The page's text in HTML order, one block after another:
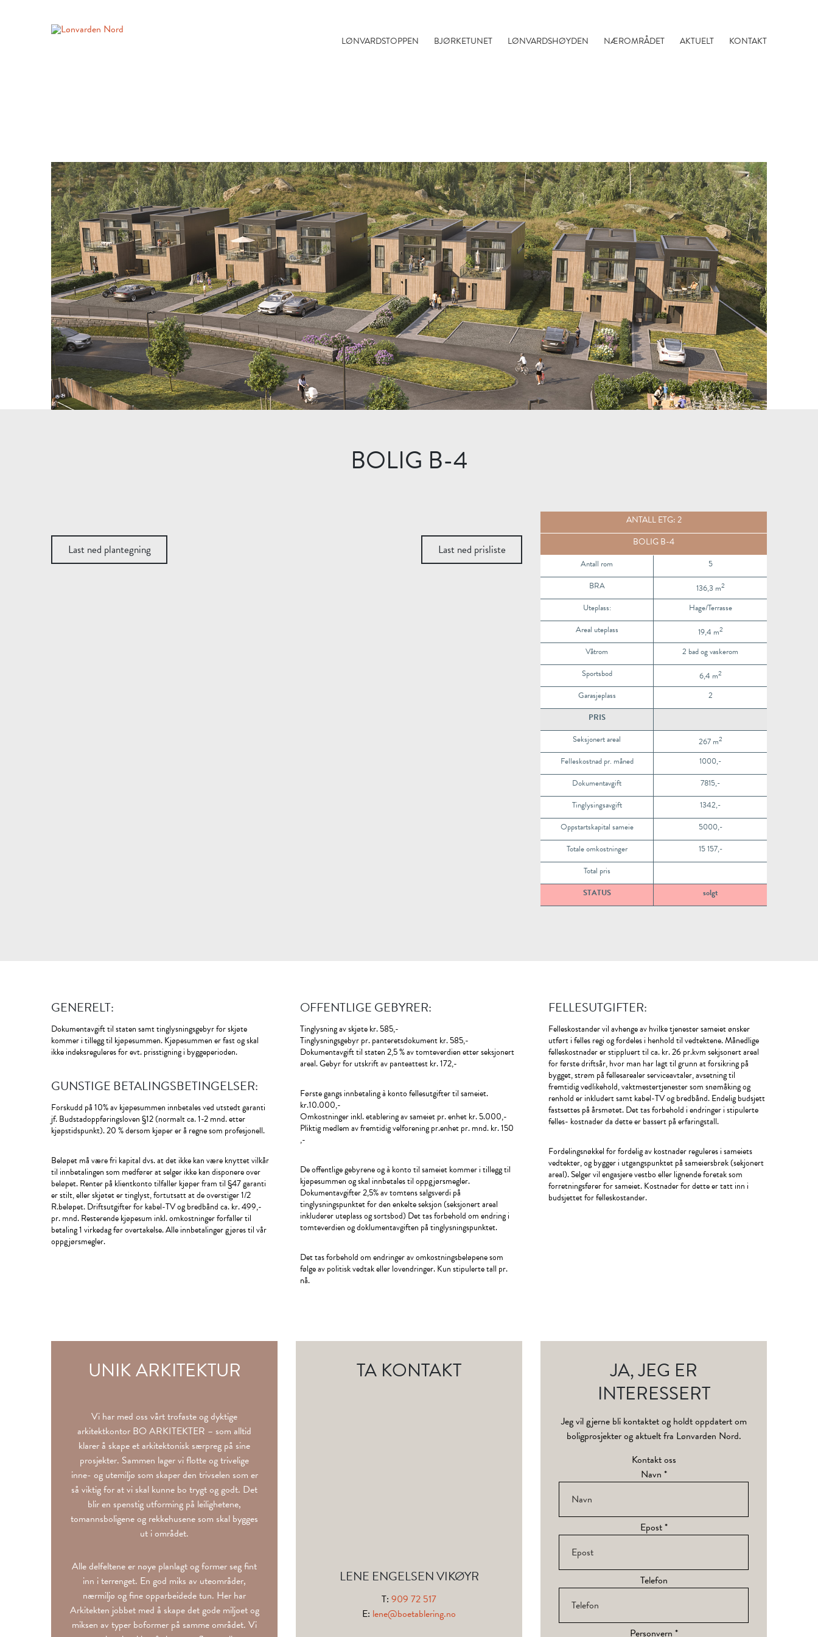
LØNVARDSTOPPEN BJØRKETUNET LØNVARDSHØYDEN NÆROMRÅDET AKTUELT KONTAKT
BOLIG B-4
Last ned plantegningLast ned plantegning Last ned prislisteLast ned prisliste
ANTALL ETG: 2
BOLIG B-4
Antall rom
5
BRA
136,3 m2
Uteplass:
Hage/Terrasse
Areal uteplass
19,4 m2
Våtrom
2 bad og vaskerom
Sportsbod
6,4 m2
Garasjeplass
2
PRIS
Seksjonert areal
267 m2
Felleskostnad pr. måned
1000,-
Dokumentavgift
7815,-
Tinglysingsavgift
1342,-
Oppstartskapital sameie
5000,-
Totale omkostninger
15 157,-
Total pris
STATUS
solgt
GENERELT:
Dokumentavgift til staten samt tinglysningsgebyr for skjøte
kommer i tillegg til kjøpesummen. Kjøpesummen er fast og skal
ikke indeksreguleres for evt. prisstigning i byggeperioden.
GUNSTIGE BETALINGSBETINGELSER:
Forskudd på 10% av kjøpesummen innbetales ved utstedt garanti
jf. Budstadoppføringsloven §12 (normalt ca. 1-2 mnd. etter
kjøpstidspunkt). 20 % dersom kjøper er å regne som profesjonell.
Beløpet må være fri kapital dvs. at det ikke kan være knyttet vilkår
til innbetalingen som medfører at selger ikke kan disponere over
beløpet. Renter på klientkonto tilfaller kjøper fram til §47 garanti
er stilt, eller skjøtet er tinglyst, fortutsatt at de overstiger 1/2
R.beløpet. Driftsutgifter for kabel-TV og bredbånd ca. kr. 499,-
pr. mnd. Resterende kjøpesum inkl. omkostninger forfaller til
betaling 1 virkedag før overtakelse. Alle innbetalinger gjøres til vår
oppgjørsmegler.
OFFENTLIGE GEBYRER:
Tinglysning av skjøte kr. 585,-
Tinglysningsgebyr pr. panteretsdokument kr. 585,-
Dokumentavgift til staten 2,5 % av tomteverdien etter seksjonert
areal. Gebyr for utskrift av panteattest kr. 172,-
Første gangs innbetaling à konto fellesutgifter til sameiet.
kr.10.000,-
Omkostninger inkl. etablering av sameiet pr. enhet kr. 5.000,-
Pliktig medlem av fremtidig velforening pr.enhet pr. mnd. kr. 150
,-
De offentlige gebyrene og à konto til sameiet kommer i tillegg til
kjøpesummen og skal innbetales til oppgjørsmegler.
Dokumentavgifter 2,5% av tomtens salgsverdi på
tinglysningspunktet for den enkelte seksjon (seksjonert areal
inkluderer uteplass og sortsbod) Det tas forbehold om endring i
tomteverdien og doklumentavgiften på tinglysningspunktet.
Det tas forbehold om endringer av omkostningsbeløpene som
følge av politisk vedtak eller lovendringer. Kun stipulerte tall pr.
nå.
FELLESUTGIFTER:
Felleskostander vil avhenge av hvilke tjenester sameiet ønsker
utført i felles regi og fordeles i henhold til vedtektene. Månedlige
felleskostnader er stippluert til ca. kr. 26 pr.kvm sekjsonert areal
for første driftsår, hvor man har lagt til grunn at forsikring på
bygget, strøm på fellesarealer serviceavtaler, avsetning til
fremtidig vedlikehold, vaktmestertjenester som snømåking og
renhold er inkludert samt kabel-TV og bredbånd. Endelig budsjett
fastsettes på årsmøtet. Det tas forbehold i endringer i stipulerte
felles- kostnader da dette er bassert på erfaringstall.
Fordelingsnøkkel for fordelig av kostnader reguleres i sameiets
vedtekter, og bygger i utgangspunktet på sameiersbrøk (sekjonert
areal). Selger vil engasjere vestbo eller lignende foretak som
forretningsfører for sameiet. Kostnader for dette er tatt inn i
budsjettet for felleskostander.
UNIK ARKITEKTUR
Vi har med oss vårt trofaste og dyktige
arkitektkontor BO ARKITEKTER – som alltid
klarer å skape et arkitektonisk særpreg på sine
prosjekter. Sammen lager vi flotte og trivelige
inne- og utemiljø som skaper den trivselen som er
så viktig for at vi skal kunne bo trygt og godt. Det
blir en spenstig utforming på leilighetene,
tomannsboligene og rekkehusene som skal bygges
ut i området.
Alle delfeltene er nøye planlagt og former seg fint
inn i terrenget. En god miks av uteområder,
nærmiljø og fine opparbeidede tun. Her har
Arkitekten jobbet med å skape det gode miljøet og
miksen av typer boformer på samme området. Vi
TA KONTAKT
LENE ENGELSEN VIKØYR
T: 909 72 517
E: lene@boetablering.no
JA, JEG ER
INTERESSERT
Jeg vil gjerne bli kontaktet og holdt oppdatert om
boligprosjekter og aktuelt fra Lønvarden Nord.
Kontakt oss
Navn *
Epost*
Telefon
Personvern *